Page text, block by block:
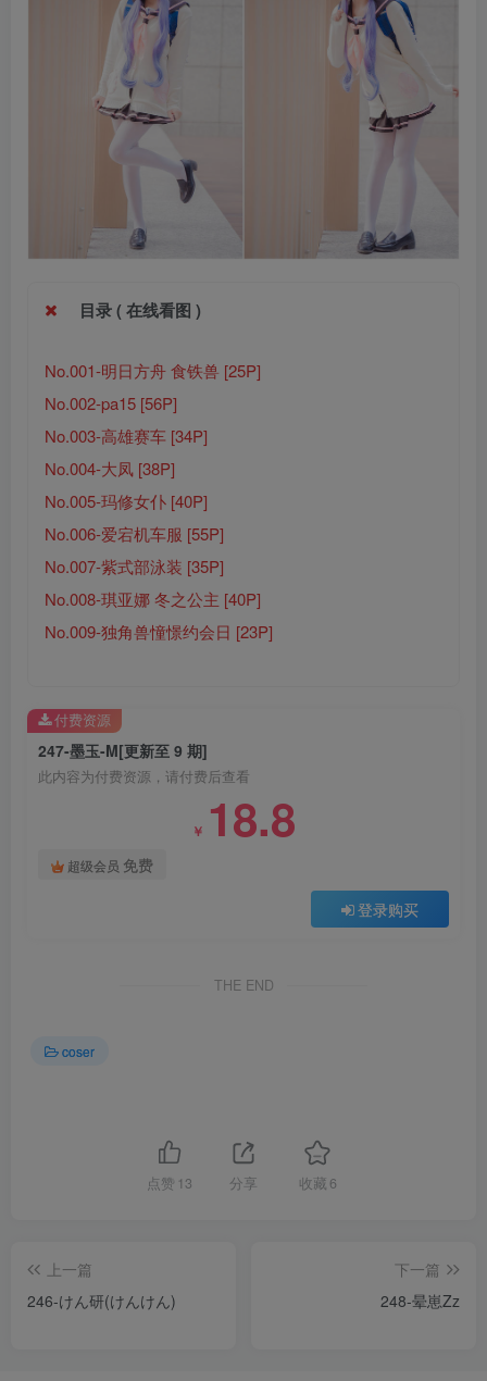
目录 ( 在线看图 )
No.001-明日方舟 食铁兽 [25P]
No.002-pa15 [56P]
No.003-高雄赛车 [34P]
No.004-大凤 [38P]
No.005-玛修女仆 [40P]
No.006-爱宕机车服 [55P]
No.007-紫式部泳装 [35P]
No.008-琪亚娜 冬之公主 [40P]
No.009-独角兽憧憬约会日 [23P]
247-墨玉-M[更新至 9 期]
此内容为付费资源，请付费后查看
￥ 18.8
超级会员 免费
登录购买
付费资源
THE END
coser
点赞 13 分享 收藏 6
上一篇
246-けん研(けんけん)
下一篇
248-晕崽Zz